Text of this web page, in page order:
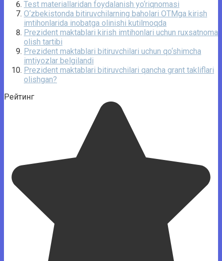
Test materiallaridan foydalanish yo‘riqnomasi
O‘zbekistonda bitiruvchilarning baholari OTMga kirish
imtihonlarida inobatga olinishi kutilmoqda
Prezident maktablari kirish imtihonlari uchun ruxsatnoma
olish tartibi
Prezident maktablari bitiruvchilari uchun qo‘shimcha
imtiyozlar belgilandi
Prezident maktablari bitiruvchilari qancha grant takliflari
olishgan?
Рейтинг